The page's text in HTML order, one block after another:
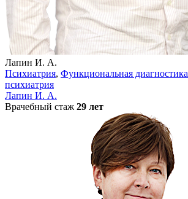
Лапин И. А.
Психиатрия, Функциональная диагностика
психиатрия
Лапин И. А.
Врачебный стаж 29 лет